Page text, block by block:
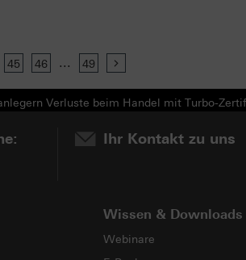
45 46 ... 49
Verluste beim Handel mit Turbo-
Ihr Kontakt zu uns
Wissen & Downloads
Webinare